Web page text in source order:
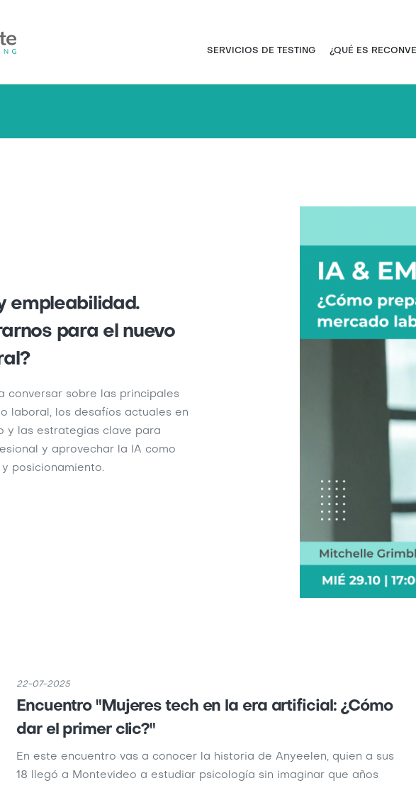
principal
Navegación principal
SERVICIOS DE TESTING ¿QUÉ ES
empleabilidad.
para el nuevo
conversar sobre las principales
laboral, los desafíos actuales en
y las estrategias clave para
y aprovechar la IA como
posicionamiento.
22-07-2025
Encuentro "Mujeres tech en la era artificial: ¿Cómo
dar el primer clic?"
En este encuentro vas a conocer la historia de Anyeelen, quien a sus
18 llegó a Montevideo a estudiar psicología sin imaginar que años